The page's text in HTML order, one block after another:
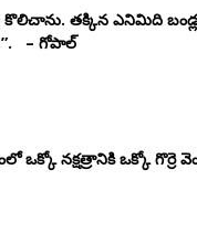
తక్కిన ఎనిమిది
– గోపాల్
నక్షత్రానికి ఒక్కో గొర్రె